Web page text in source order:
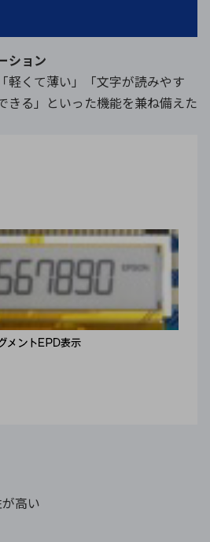
ション
軽くて薄い」「文字が読みやす
きる」といった機能を兼ね備えた
高い